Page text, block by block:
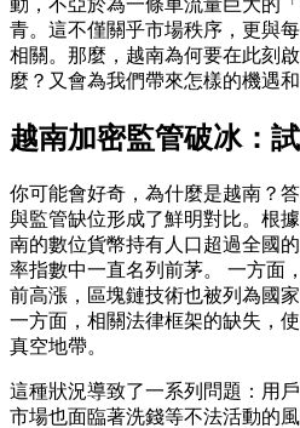
青。這不僅關乎市場秩序，更與
相關。那麼，越南為何要在此刻
麼？又會為我們帶來怎樣的機遇
越南加密監管破冰：
你可能會好奇，為什麼是越南？
與監管缺位形成了鮮明對比。根
南的數位貨幣持有人口超過全國
率指數中一直名列前茅。 一方面
前高漲，區塊鏈技術也被列為國
一方面，相關法律框架的缺失，
真空地帶。
這種狀況導致了一系列問題：用
市場也面臨著洗錢等不法活動的風